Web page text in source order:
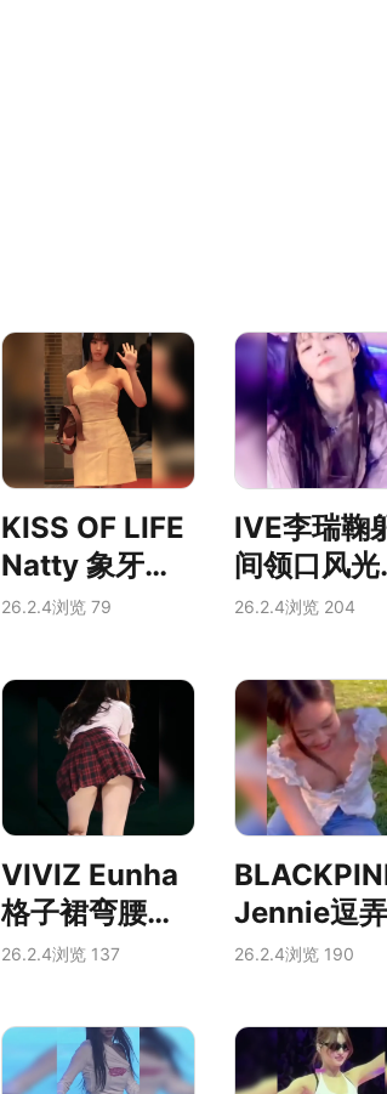
KISS OF LIFE
Natty 象牙白
露肩礼服 爆乳
无限
26.2.4浏览 79
IVE李瑞鞠
间领口风光
泄，惊人肉
26.2.4浏览 204
VIVIZ Eunha
格子裙弯腰瞬
间 传说级后摄
26.2.4浏览 137
Jennie逗
犬时意外走
尽收眼底
26.2.4浏览 190